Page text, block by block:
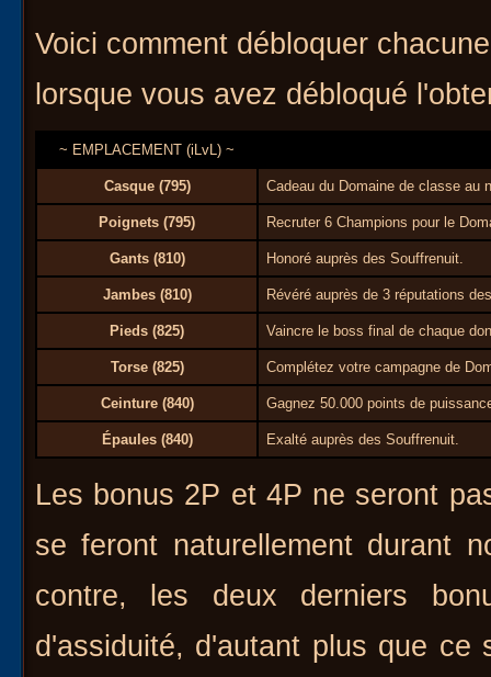
Voici comment débloquer
lorsque vous avez débloqué
~ EMPLACEMENT (iLvL) ~
Casque (795) Cadeau du Domaine de classe au
Poignets (795) Recruter 6 Champions pour le
Gants (810) Honoré auprès des Souffrenuit.
Jambes (810) Révéré auprès de 3 réputations
Pieds (825) Vaincre le boss final de chaque
Torse (825) Complétez votre campagne de
Ceinture (840) Gagnez 50.000 points de
Épaules (840) Exalté auprès des Souffrenuit.
Les bonus 2P et 4P ne seront
se feront naturellement durant
contre, les deux derniers
d'assiduité, d'autant plus que